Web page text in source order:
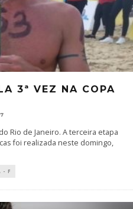
3ª VEZ NA COPA
Rio de Janeiro. A terceira etapa
foi realizada neste domingo,
- F